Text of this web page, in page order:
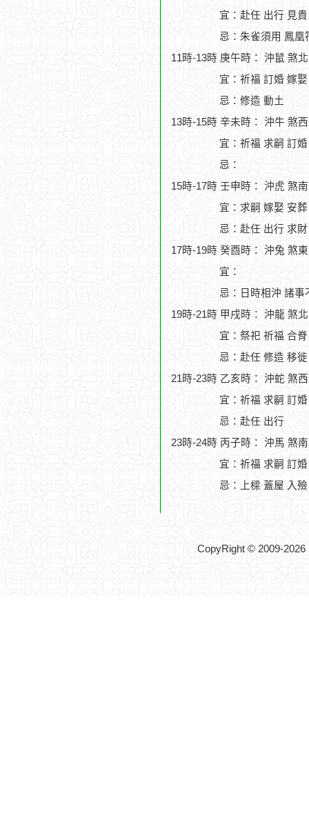
宜：赴任 出行 見
忌：朱雀須用 鳳凰
11時-13時 庚午時： 沖鼠 煞
宜：祈福 訂婚 嫁
忌：修造 動土
13時-15時 辛未時： 沖牛 煞
宜：祈福 求嗣 訂
忌：
15時-17時 壬申時： 沖虎 煞
宜：求嗣 嫁娶 安葬
忌：赴任 出行 求
17時-19時 癸酉時： 沖兔 煞
宜：
忌：日時相沖 諸事
19時-21時 甲戌時： 沖龍 煞
宜：祭祀 祈福 合
忌：赴任 修造 移
21時-23時 乙亥時： 沖蛇 煞
宜：祈福 求嗣 訂
忌：赴任 出行
23時-24時 丙子時： 沖馬 煞
宜：祈福 求嗣 訂
忌：上樑 蓋屋 入
CopyRight © 2009-2026